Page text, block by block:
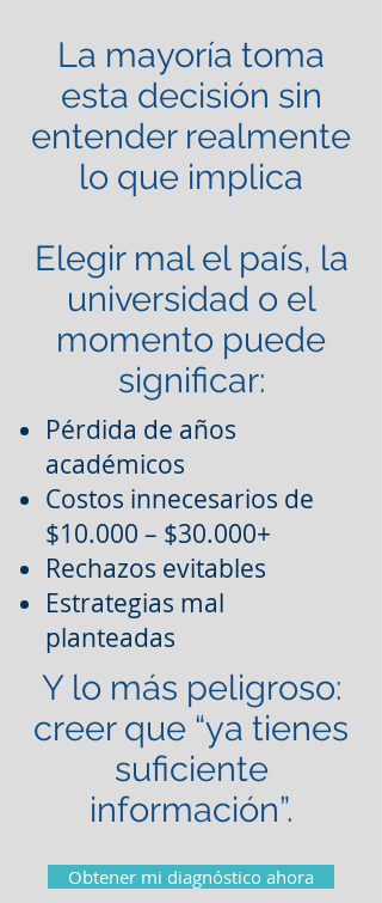
La mayoría toma
esta decisión sin
entender realmente
lo que implica
Elegir mal el país, la
universidad o el
momento puede
significar:
Pérdida de años
académicos
Costos innecesarios de
$10.000 – $30.000+
Rechazos evitables
Estrategias mal
planteadas
Y lo más peligroso:
creer que “ya tienes
suficiente
información”.
Obtener mi diagnóstico ahora